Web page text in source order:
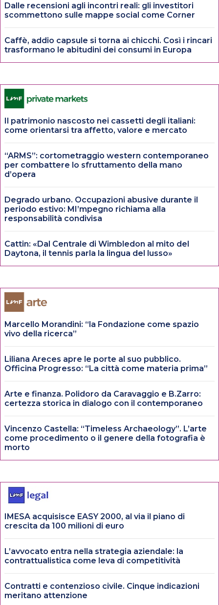
Dalle recensioni agli incontri reali: gli investitori
scommettono sulle mappe social come Corner
Caffè, addio capsule si torna ai chicchi. Così i rincari
trasformano le abitudini dei consumi in Europa
Il patrimonio nascosto nei cassetti degli italiani:
come orientarsi tra affetto, valore e mercato
“ARMS”: cortometraggio western contemporaneo
per combattere lo sfruttamento della mano
d’opera
Degrado urbano. Occupazioni abusive durante il
periodo estivo: MI’mpegno richiama alla
responsabilità condivisa
Cattin: «Dal Centrale di Wimbledon al mito del
Daytona, il tennis parla la lingua del lusso»
Marcello Morandini: “la Fondazione come spazio
vivo della ricerca”
Liliana Areces apre le porte al suo pubblico.
Officina Progresso: “La città come materia prima”
Arte e finanza. Polidoro da Caravaggio e B.Zarro:
certezza storica in dialogo con il contemporaneo
Vincenzo Castella: “Timeless Archaeology”. L’arte
come procedimento o il genere della fotografia è
morto
IMESA acquisisce EASY 2000, al via il piano di
crescita da 100 milioni di euro
L’avvocato entra nella strategia aziendale: la
contrattualistica come leva di competitività
Contratti e contenzioso civile. Cinque indicazioni
meritano attenzione